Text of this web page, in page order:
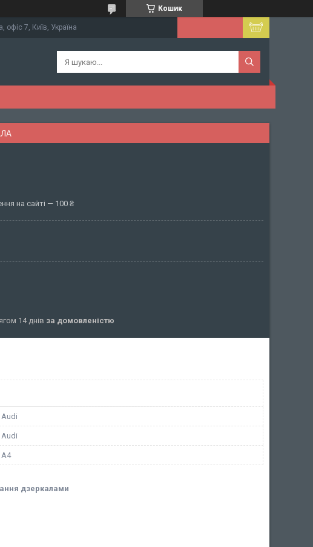
Кошик
офіс 7, Київ, Україна
на сайті — 100 ₴
14 днів за домовленістю
Audi
Audi
A4
дзеркалами